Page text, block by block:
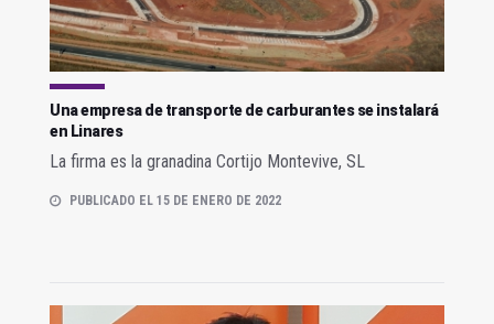
Una empresa de transporte de carburantes se instalará
en Linares
La firma es la granadina Cortijo Montevive, SL
PUBLICADO EL 15 DE ENERO DE 2022